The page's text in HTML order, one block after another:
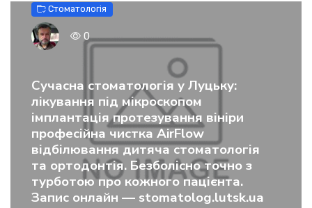
Стоматологія
0
Сучасна стоматологія у Луцьку:
лікування під мікроскопом
імплантація протезування вініри
професійна чистка AirFlow
відбілювання дитяча стоматологія
та ортодонтія. Безболісно точно з
турботою про кожного пацієнта.
Запис онлайн — stomatolog.lutsk.ua